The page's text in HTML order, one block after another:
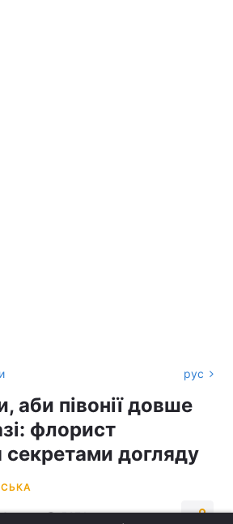
рус
аби півонії довше
флорист
секретами догляду
3 хв. 5274